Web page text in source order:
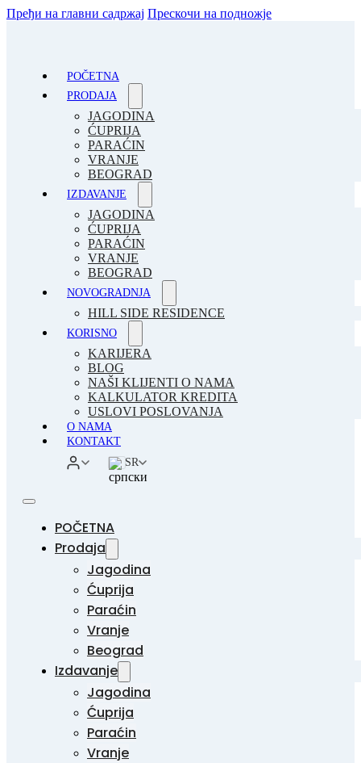
Пређи на главни садржај Прескочи на подножје
POČETNA
PRODAJA
JAGODINA
ĆUPRIJA
PARAĆIN
VRANJE
BEOGRAD
IZDAVANJE
JAGODINA
ĆUPRIJA
PARAĆIN
VRANJE
BEOGRAD
NOVOGRADNJA
HILL SIDE RESIDENCE
KORISNO
KARIJERA
BLOG
NAŠI KLIJENTI O NAMA
KALKULATOR KREDITA
USLOVI POSLOVANJA
O NAMA
KONTAKT
SR
POČETNA
Prodaja
Jagodina
Ćuprija
Paraćin
Vranje
Beograd
Izdavanje
Jagodina
Ćuprija
Paraćin
Vranje